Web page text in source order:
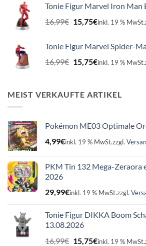
16,99€15,75€.
Tonie Figur Marvel Iron Man
16,99€ Ursprünglicher
Preis
16,99€
15,75€Aktueller
15,75€.
inkl. 19 % MwSt.
Tonie Figur Marvel Spider-
16,99€ Ursprünglicher
Preis
16,99€
15,75€Aktueller
15,75€.
inkl. 19 % MwSt.
MEIST VERKAUFTE ARTIKEL
Pokémon ME03 Optimale
4,99€inkl. 19 % MwSt.zzgl.
PKM Tin 132 Mega-Zeraora
2026
29,99€inkl. 19 % MwSt.zzgl.
Tonie Figur DIKKA Boom
13.08.2026
16,99€ Ursprünglicher
15,75€Aktueller
inkl. 19 % MwSt.